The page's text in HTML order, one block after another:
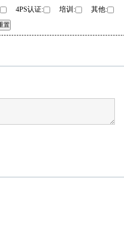
4PS认证: 培训: 其他: